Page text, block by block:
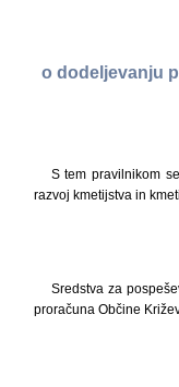
o dodeljevanju
S tem pravilnikom
razvoj kmetijstva in
Sredstva za
proračuna Občine